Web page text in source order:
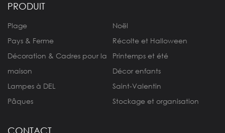
PRODUIT
Plage
Noël
Pays & Ferme
Récolte et Halloween
Décoration & Cadres pour la
maison
Printemps et été
Décor enfants
Lampes à DEL
Saint-Valentin
Pâques
Stockage et organisation
CONTACT